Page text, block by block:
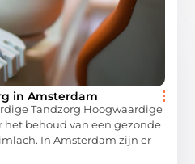
in Amsterdam
Tandzorg Hoogwaardige
het behoud van een gezonde
In Amsterdam zijn er